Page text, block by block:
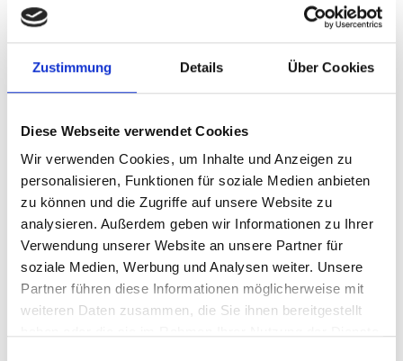
Zustimmung Details Über Cookies
Diese Webseite verwendet Cookies
Wir verwenden Cookies, um Inhalte und Anzeigen zu
personalisieren, Funktionen für soziale Medien anbieten
zu können und die Zugriffe auf unsere Website zu
analysieren. Außerdem geben wir Informationen zu Ihrer
Verwendung unserer Website an unsere Partner für
soziale Medien, Werbung und Analysen weiter. Unsere
Partner führen diese Informationen möglicherweise mit
weiteren Daten zusammen, die Sie ihnen bereitgestellt
25. Februar 2014 -
Neugestaltung des Logos und der
Internetseite
auch mit einem neuen Aussehen der digitalen
Medien präsentieren. Wir haben unser Logo
erneuern lassen und es in einem moderieren,
schlichteren Stil gestalten lassen. Dabei sind wir aber
unserer Hausfarbe treu geblieben.
(mehr …)